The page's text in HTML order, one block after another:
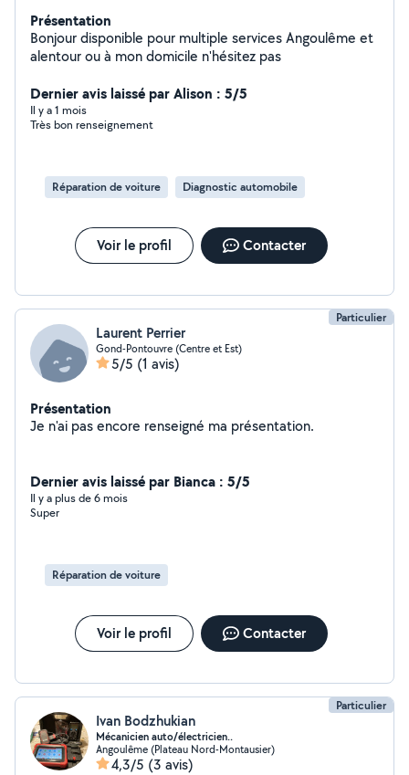
Présentation
Bonjour disponible pour multiple services Angoulême et
alentour ou à mon domicile n'hésitez pas
Dernier avis laissé par Alison : 5/5
Il y a 1 mois
Très bon renseignement
Réparation de voiture Diagnostic automobile
Voir le profil Contacter
Particulier
Laurent Perrier
Gond-Pontouvre (Centre et Est)
5/5 (1 avis)
Présentation
Je n'ai pas encore renseigné ma présentation.
Dernier avis laissé par Bianca : 5/5
Il y a plus de 6 mois
Super
Réparation de voiture
Voir le profil Contacter
Particulier
Ivan Bodzhukian
Mécanicien auto/électricien..
Angoulême (Plateau Nord-Montausier)
4,3/5 (3 avis)